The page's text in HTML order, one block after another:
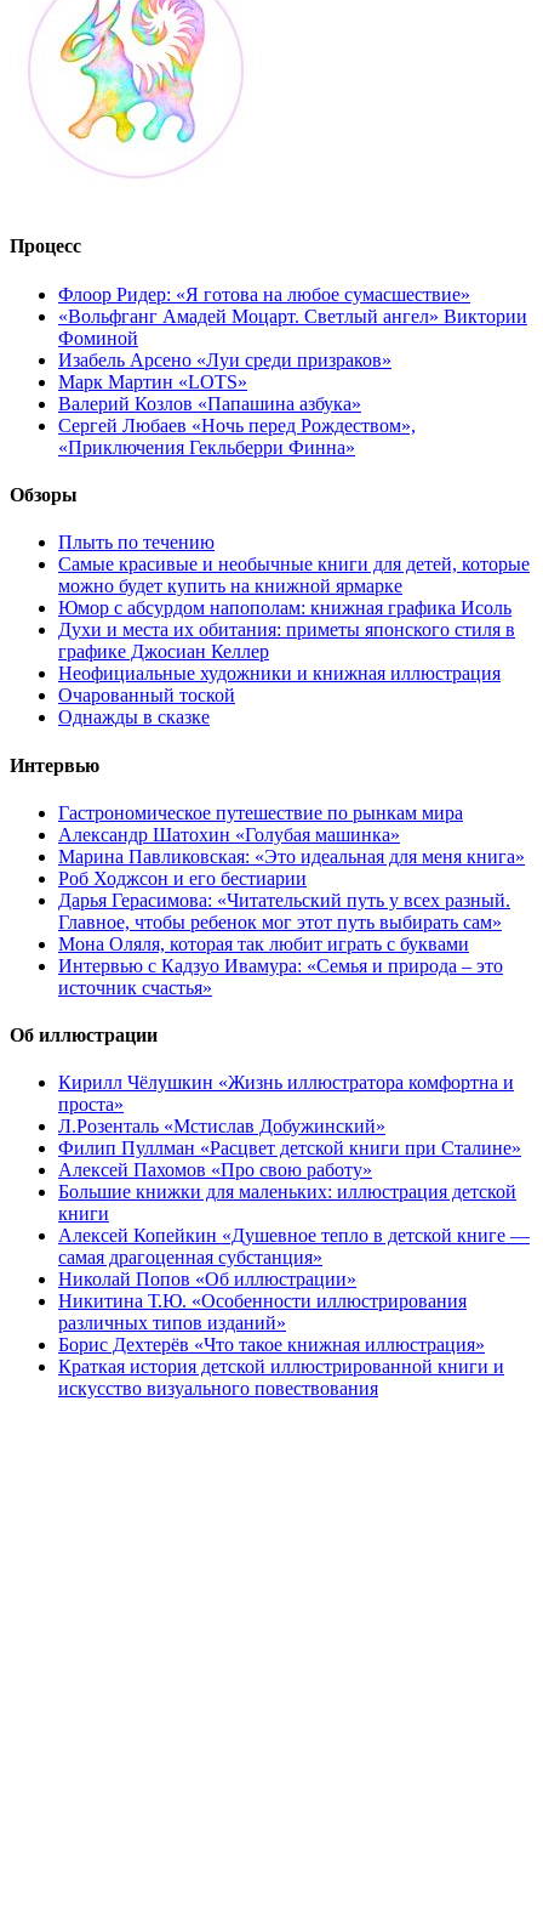
Процесс
Флоор Ридер: «Я готова на любое сумасшествие»
«Вольфганг Амадей Моцарт. Светлый ангел» Виктории
Фоминой
Изабель Арсено «Луи среди призраков»
Марк Мартин «LOTS»
Валерий Козлов «Папашина азбука»
Сергей Любаев «Ночь перед Рождеством»,
«Приключения Гекльберри Финна»
Обзоры
Плыть по течению
Самые красивые и необычные книги для детей, которые
можно будет купить на книжной ярмарке
Юмор с абсурдом напополам: книжная графика Исоль
Духи и места их обитания: приметы японского стиля в
графике Джосиан Келлер
Неофициальные художники и книжная иллюстрация
Очарованный тоской
Однажды в сказке
Интервью
Гастрономическое путешествие по рынкам мира
Александр Шатохин «Голубая машинка»
Марина Павликовская: «Это идеальная для меня книга»
Роб Ходжсон и его бестиарии
Дарья Герасимова: «Читательский путь у всех разный.
Главное, чтобы ребенок мог этот путь выбирать сам»
Мона Оляля, которая так любит играть с буквами
Интервью с Кадзуо Ивамура: «Семья и природа – это
источник счастья»
Об иллюстрации
Кирилл Чёлушкин «Жизнь иллюстратора комфортна и
проста»
Л.Розенталь «Мстислав Добужинский»
Филип Пуллман «Расцвет детской книги при Сталине»
Алексей Пахомов «Про свою работу»
Большие книжки для маленьких: иллюстрация детской
книги
Алексей Копейкин «Душевное тепло в детской книге —
самая драгоценная субстанция»
Николай Попов «Об иллюстрации»
Никитина Т.Ю. «Особенности иллюстрирования
различных типов изданий»
Борис Дехтерёв «Что такое книжная иллюстрация»
Краткая история детской иллюстрированной книги и
искусство визуального повествования